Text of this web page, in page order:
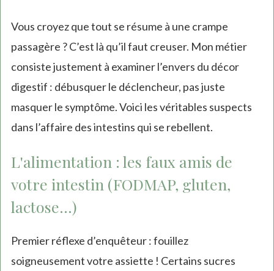
Vous croyez que tout se résume à une crampe
passagère ? C’est là qu’il faut creuser. Mon métier
consiste justement à examiner l’envers du décor
digestif : débusquer le déclencheur, pas juste
masquer le symptôme. Voici les véritables suspects
dans l’affaire des intestins qui se rebellent.
L'alimentation : les faux amis de
votre intestin (FODMAP, gluten,
lactose...)
Premier réflexe d’enquêteur : fouillez
soigneusement votre assiette ! Certains sucres